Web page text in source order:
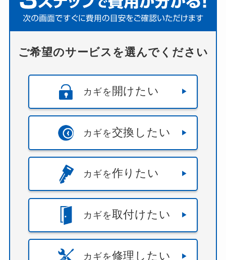
ご希望のサービスを選んでください
カギを 開けたい
カギを交換したい
カギを作りたい
カギを取付けたい
カギを修理したい